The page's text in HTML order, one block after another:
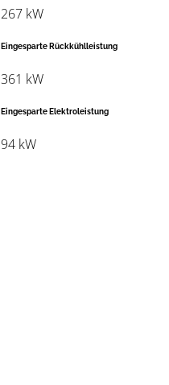
267 kW
Eingesparte Rückkühlleistung
361 kW
Eingesparte Elektroleistung
94 kW